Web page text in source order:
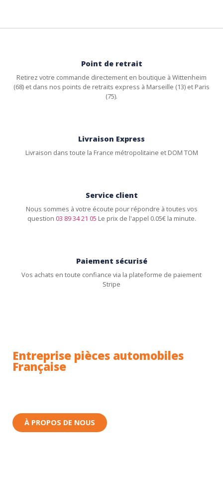
Point de retrait
Retirez votre commande directement en boutique à Wittenheim
(68) et dans nos points de retraits express à Marseille (13) et Paris
(75).
Livraison Express
Livraison dans toute la France métropolitaine et DOM TOM
Service client
Nous sommes à votre écoute pour répondre à toutes vos
question 03 89 34 21 05 Le prix de l'appel 0.05€ la minute.
Paiement sécurisé
Vos achats en toute confiance via la plateforme de paiement
Stripe
Entreprise pièces automobiles
Française
À PROPOS DE NOUS